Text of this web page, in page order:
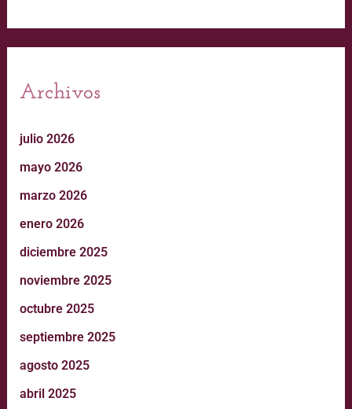
Archivos
julio 2026
mayo 2026
marzo 2026
enero 2026
diciembre 2025
noviembre 2025
octubre 2025
septiembre 2025
agosto 2025
abril 2025